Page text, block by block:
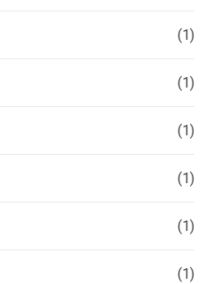
(1)
(1)
(1)
(1)
(1)
(1)